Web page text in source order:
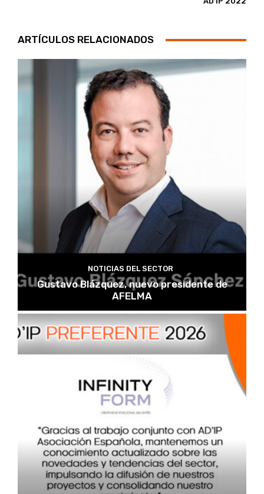
ARTÍCULOS RELACIONADOS
NOTICIAS DEL SECTOR
Gustavo Blázquez, nuevo presidente de
AFELMA